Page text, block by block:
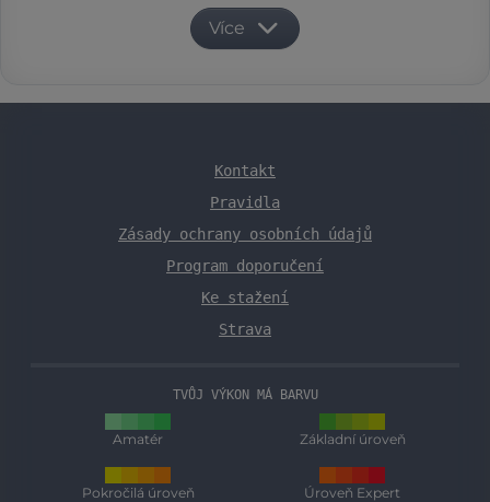
Více
Kontakt
Pravidla
Zásady ochrany osobních údajů
Program doporučení
Ke stažení
Strava
TVŮJ VÝKON MÁ BARVU
Amatér Základní úroveň
Pokročilá úroveň Úroveň Expert